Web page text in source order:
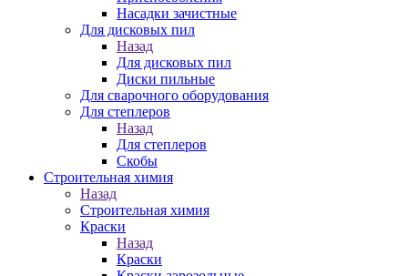
Насадки зачистные
Для дисковых пил
Назад
Для дисковых пил
Диски пильные
Для сварочного оборудования
Для степлеров
Назад
Для степлеров
Скобы
Строительная химия
Назад
Строительная химия
Краски
Назад
Краски